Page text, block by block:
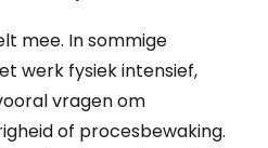
mee. In sommige
werk fysiek intensief,
vragen om
of procesbewaking.